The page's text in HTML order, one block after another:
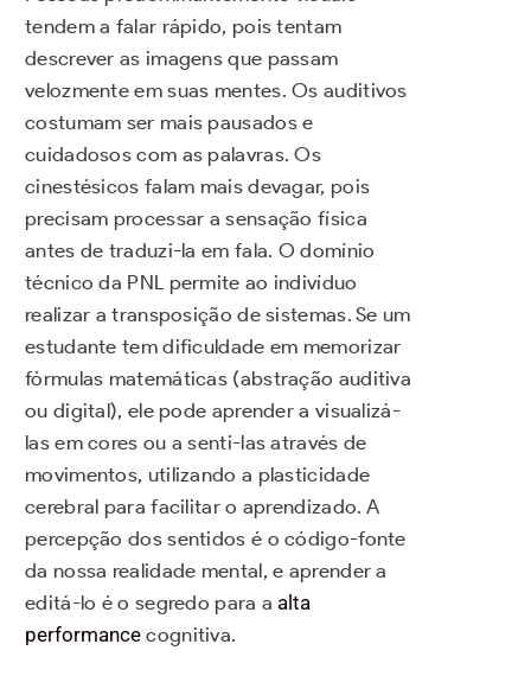
tendem a falar rápido, pois tentam
descrever as imagens que passam
velozmente em suas mentes. Os auditivos
costumam ser mais pausados e
cuidadosos com as palavras. Os
cinestésicos falam mais devagar, pois
precisam processar a sensação física
antes de traduzi-la em fala. O domínio
técnico da PNL permite ao indivíduo
realizar a transposição de sistemas. Se um
estudante tem dificuldade em memorizar
fórmulas matemáticas (abstração auditiva
ou digital), ele pode aprender a visualizá-
las em cores ou a senti-las através de
movimentos, utilizando a plasticidade
cerebral para facilitar o aprendizado. A
percepção dos sentidos é o código-fonte
da nossa realidade mental, e aprender a
editá-lo é o segredo para a alta
performance cognitiva.